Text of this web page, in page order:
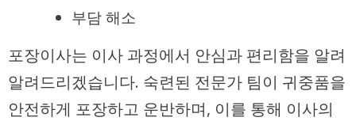
부담 해소
포장이사는 이사 과정에서 안심과 편리함을 알려
알려드리겠습니다. 숙련된 전문가 팀이 귀중품을
안전하게 포장하고 운반하며, 이를 통해 이사의